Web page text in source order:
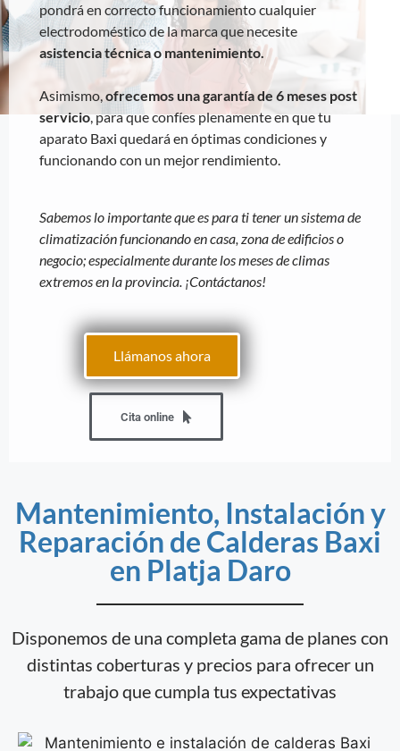
pondrá en correcto funcionamiento cualquier
electrodoméstico de la marca que necesite
asistencia técnica o mantenimiento.
Asimismo,ofrecemos una garantía de 6 meses post
servicio, para que confíes plenamente en que tu
aparato Baxi quedará en óptimas condiciones y
funcionando con un mejor rendimiento.
Sabemos lo importante que es para ti tener un sistema de
climatización funcionando en casa, zona de edificios o
negocio; especialmente durante los meses de climas
extremos en la provincia. ¡Contáctanos!
Llámanos ahora
Cita online
Mantenimiento, Instalación y
Reparación de Calderas Baxi
en Platja Daro
Disponemos de una completa gama de planes con
distintas coberturas y precios para ofrecer un
trabajo que cumpla tus expectativas